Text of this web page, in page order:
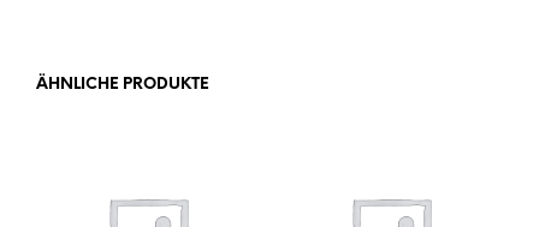
ÄHNLICHE PRODUKTE